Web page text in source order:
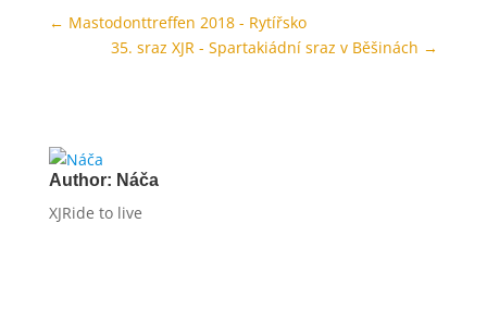
← Mastodonttreffen 2018 - Rytířsko
35. sraz XJR - Spartakiádní sraz v Běšinách →
Author: Náča
XJRide to live